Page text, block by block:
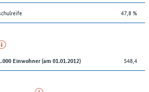
47,8 %
Einwohner (am 01.01.2012) 548,4